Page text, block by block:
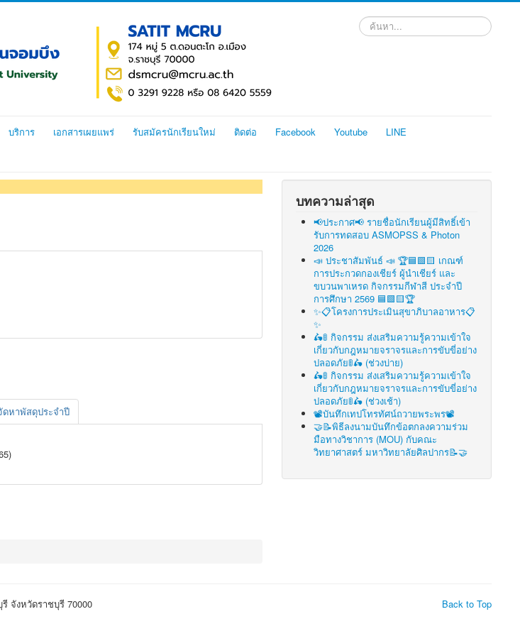
ค้นหา...
บริการ เอกสารเผยแพร่ รับสมัครนักเรียนใหม่ ติดต่อ Facebook Youtube
LINE
ดหาพัสดุประจำปี
บทความล่าสุด
📢ประกาศ📢 รายชื่อนักเรียนผู้มีสิทธิ์เข้า
รับการทดสอบ ASMOPSS & Photon
2026
📣 ประชาสัมพันธ์ 📣 🏆🟦🟩🟨 เกณฑ์
การประกวดกองเชียร์ ผู้นำเชียร์ และ
ขบวนพาเหรด กิจกรรมกีฬาสี ประจำปี
การศึกษา 2569 🟦🟩🟨🏆
✨📋โครงการประเมินสุขาภิบาลอาหาร📋
✨
🛵🚦 กิจกรรม ส่งเสริมความรู้ความเข้าใจ
เกี่ยวกับกฎหมายจราจรและการขับขี่อย่าง
ปลอดภัย🚦🛵 (ช่วงบ่าย)
🛵🚦 กิจกรรม ส่งเสริมความรู้ความเข้าใจ
เกี่ยวกับกฎหมายจราจรและการขับขี่อย่าง
ปลอดภัย🚦🛵 (ช่วงเช้า)
📽บันทึกเทปโทรทัศน์ถวายพระพร📽
🤝📝พิธีลงนามบันทึกข้อตกลงความร่วม
มือทางวิชาการ (MOU) กับคณะ
วิทยาศาสตร์ มหาวิทยาลัยศิลปากร📝🤝
Back to Top
จังหวัดราชบุรี 70000